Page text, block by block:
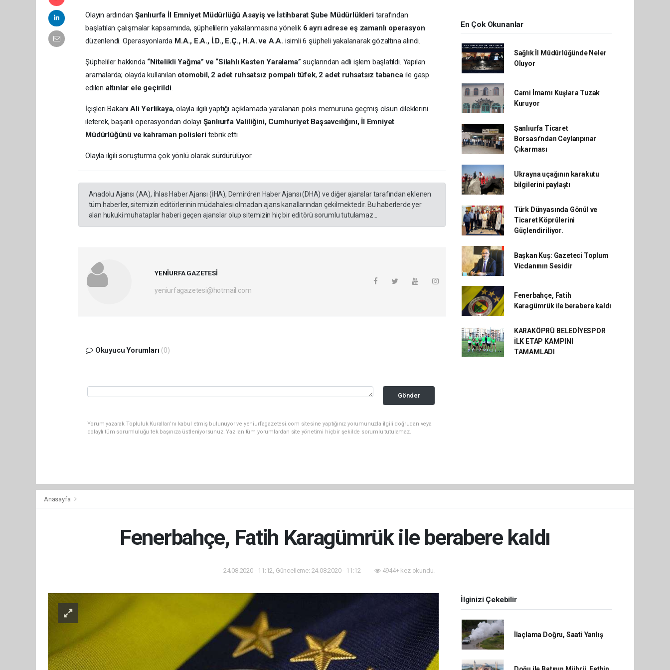
Olayın ardındanŞanlıurfa İl Emniyet Müdürlüğü Asayiş ve İstihbarat Şube Müdürlükleritarafından
başlatılan çalışmalar kapsamında, şüphelilerin yakalanmasına yönelik 6 ayrı adrese eş zamanlı operasyon
düzenlendi. Operasyonlarda M.A., E.A., İ.D., E.Ç., H.A. ve A.A. isimli 6 şüpheli yakalanarak gözaltına alındı.
Şüpheliler hakkında “Nitelikli Yağma” ve “Silahlı Kasten Yaralama” suçlarından adli işlem başlatıldı. Yapılan
aramalarda; olayda kullanılan otomobil, 2 adet ruhsatsız pompalı tüfek, 2 adet ruhsatsız tabancaile gasp
edilen altınlar ele geçirildi.
İçişleri BakanıAli Yerlikaya, olayla ilgili yaptığı açıklamada yaralanan polis memuruna geçmiş olsun dileklerini
ileterek, başarılı operasyondan dolayı Şanlıurfa Valiliğini, Cumhuriyet Başsavcılığını, İl Emniyet
Müdürlüğünü ve kahraman polisleritebrik etti.
Olayla ilgili soruşturma çok yönlü olarak sürdürülüyor.
Anadolu Ajansı (AA), İhlas Haber Ajansı (İHA), Demirören Haber Ajansı (DHA) ve diğer ajanslar tarafından eklenen
tüm haberler, sitemizin editörlerinin müdahalesi olmadan ajans kanallarından çekilmektedir. Bu haberlerde yer
alan hukuki muhataplar haberi geçen ajanslar olup sitemizin hiç bir editörü sorumlu tutulamaz...
YENİURFA GAZETESİ
yeniurfagazetesi@hotmail.com
Okuyucu Yorumları (0)
Gönder
Yorum yazarak Topluluk Kuralları’nı kabul etmiş bulunuyor ve yeniurfagazetesi.com sitesine yaptığınız yorumunuzla ilgili doğrudan veya
dolaylı tüm sorumluluğu tek başınıza üstleniyorsunuz. Yazılan tüm yorumlardan site yönetimi hiçbir şekilde sorumlu tutulamaz.
En Çok Okunanlar
Sağlık İl Müdürlüğünde Neler
Oluyor
Cami İmamı Kuşlara Tuzak
Kuruyor
Şanlıurfa Ticaret
Borsası'ndan Ceylanpınar
Çıkarması
Ukrayna uçağının karakutu
bilgilerini paylaştı
Türk Dünyasında Gönül ve
Ticaret Köprülerini
Güçlendiriliyor.
Başkan Kuş: Gazeteci Toplum
Vicdanının Sesidir
Fenerbahçe, Fatih
Karagümrük ile berabere kaldı
KARAKÖPRÜ BELEDİYESPOR
İLK ETAP KAMPINI
TAMAMLADI
Anasayfa
Fenerbahçe, Fatih Karagümrük ile berabere kaldı
24.08.2020 - 11:12, Güncelleme: 24.08.2020 - 11:12 4944+ kez okundu.
İlginizi Çekebilir
İlaçlama Doğru, Saati Yanlış